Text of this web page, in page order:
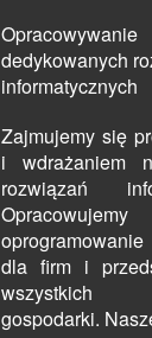
Opracowywanie
dedykowanych
informatycznych
Zajmujemy się
i wdrażaniem
rozwiązań
Opracowujemy
dla firm i
gospodarki.